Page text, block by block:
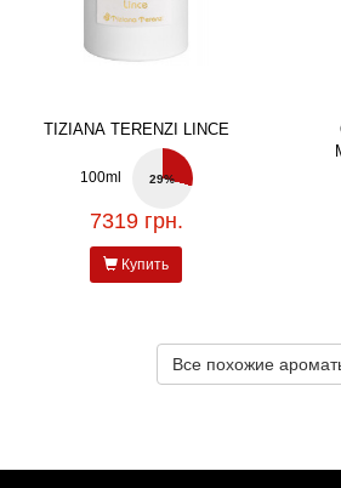
TIZIANA TERENZI LINCE
100ml 29%
7319 грн.
Купить
Все похожие